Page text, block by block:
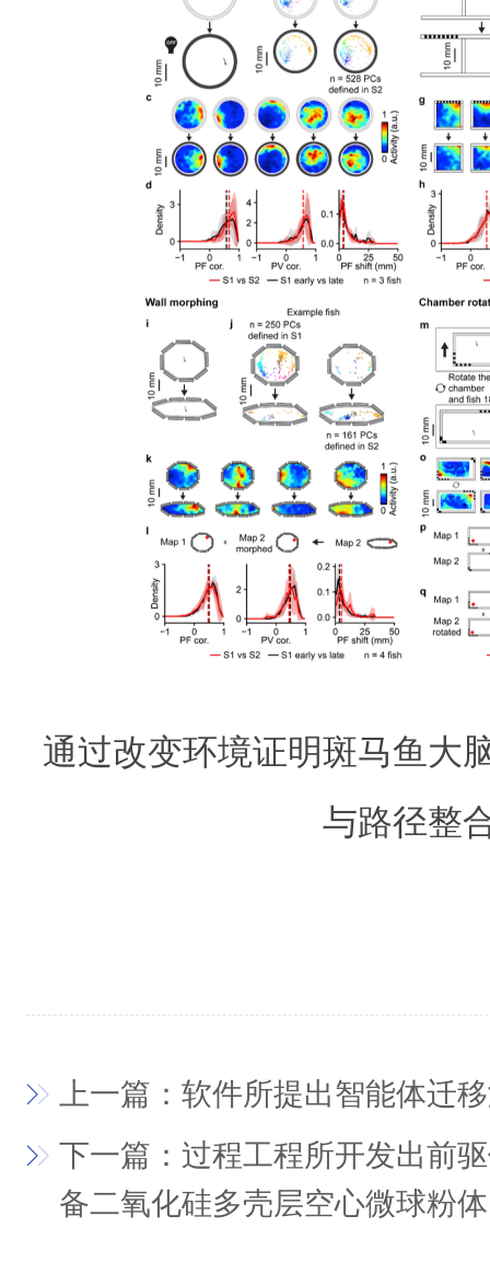
通过改变环境证明斑马鱼大
与路径整
上一篇：软件所提出智能体迁
下一篇：过程工程所开发出前
备二氧化硅多壳层空心微球粉体